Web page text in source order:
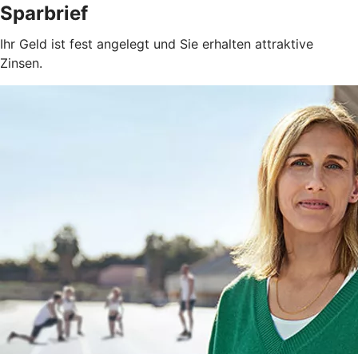
Sparbrief
Ihr Geld ist fest angelegt und Sie erhalten attraktive
Zinsen.